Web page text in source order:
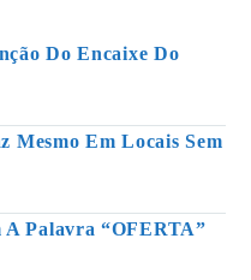
Do Encaixe Do
Mesmo Em Locais Sem
A Palavra “OFERTA”